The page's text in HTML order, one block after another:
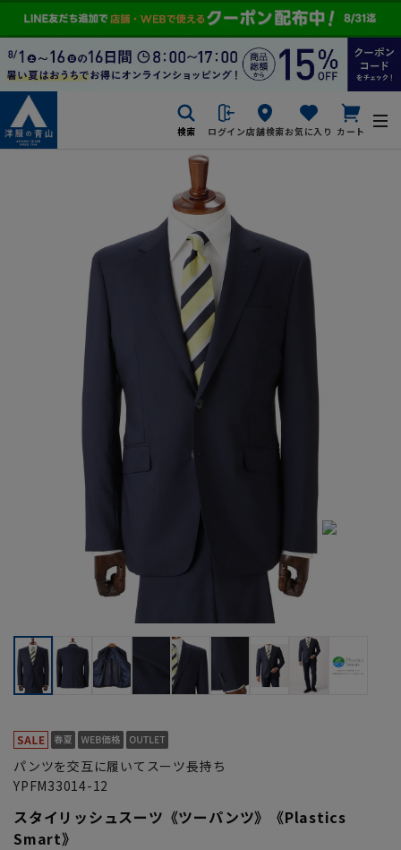
検索 ログイン店舗検索お気に入り カート
パンツを交互に履いてスーツ長持ち
YPFM33014-12
スタイリッシュスーツ《ツーパンツ》《Plastics
Smart》